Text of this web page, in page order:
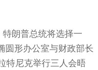
朗普总统将选择一
圆形办公室与财政部长
特尼克举行三人会晤